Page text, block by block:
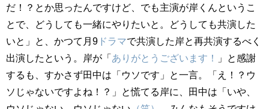
だ！？とか思ったんですけど、でも主演が岸くんというこ
とで、どうしても一緒にやりたいと。どうしても共演した
いと」と、かつて月9 ドラマで共演した岸と再共演するべく
出演したという。岸が「 ありがとうございます！
」と感謝
するも、すかさず田中は「ウソです」と一言。「え！？ウ
ソじゃないですよね！？」と慌てる岸に、田中は「いや、